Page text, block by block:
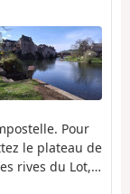
Pour
le plateau de
rives du Lot,